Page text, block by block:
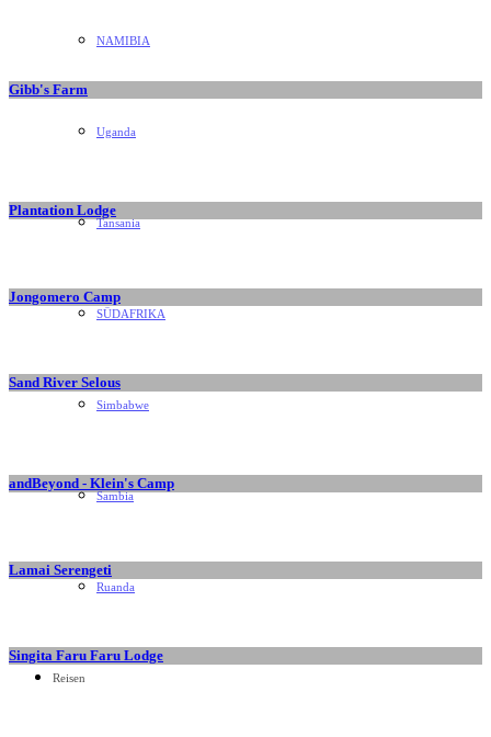
NAMIBIA
Uganda
Tansania
SÜDAFRIKA
Simbabwe
Sambia
Ruanda
Reisen
Gibb's Farm
Plantation Lodge
Jongomero Camp
Sand River Selous
andBeyond - Klein's Camp
Lamai Serengeti
Singita Faru Faru Lodge